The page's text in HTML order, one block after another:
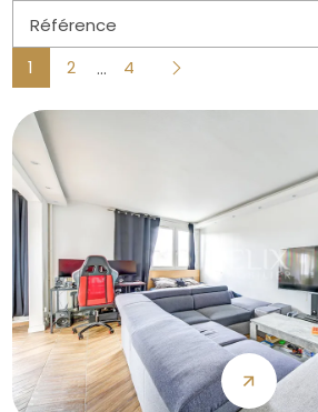
Référence
1
2 ... 4